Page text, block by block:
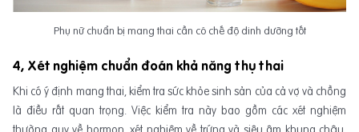
Phụ nữ chuẩn bị mang thai cần có chế độ dinh dưỡng tốt
4, Xét nghiệm chuẩn đoán khả năng thụ thai
Khi có ý định mang thai, kiểm tra sức khỏe sinh sản của cả vợ và chồng
là điều rất quan trọng. Việc kiểm tra này bao gồm các xét nghiệm